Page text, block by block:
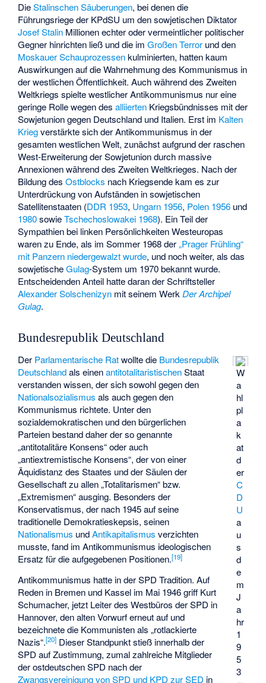
DieStalinschen Säuberungen, bei denen die
Führungsriege der KPdSU um den sowjetischen Diktator
Josef Stalin Millionen echter oder vermeintlicher politischer
Gegner hinrichten ließ und die imGroßen Terror und den
Moskauer Schauprozessenkulminierten, hatten kaum
Auswirkungen auf die Wahrnehmung des Kommunismus in
der westlichen Öffentlichkeit. Auch während des Zweiten
Weltkriegs spielte westlicher Antikommunismus nur eine
geringe Rolle wegen desalliierten Kriegsbündnisses mit der
Sowjetunion gegen Deutschland und Italien. Erst im Kalten
Kriegverstärkte sich der Antikommunismus in der
gesamten westlichen Welt, zunächst aufgrund der raschen
West-Erweiterung der Sowjetunion durch massive
Annexionen während des Zweiten Weltkrieges. Nach der
Bildung desOstblocks nach Kriegsende kam es zur
Unterdrückung von Aufständen in sowjetischen
Satellitenstaaten (DDR 1953, Ungarn 1956, Polen 1956 und
1980sowieTschechoslowakei 1968). Ein Teil der
Sympathien bei linken Persönlichkeiten Westeuropas
waren zu Ende, als im Sommer 1968 der„Prager Frühling“
mit Panzern niedergewalzt wurde, und noch weiter, als das
sowjetischeGulag-System um 1970 bekannt wurde.
Entscheidenden Anteil hatte daran der Schriftsteller
Alexander Solschenizyn mit seinem WerkDer Archipel
Gulag.
Bundesrepublik Deutschland
W
a
hl
pl
a
k
at
d
er
C
D
U
a
u
s
d
e
m
J
a
hr
1
9
5
3
Der Parlamentarische Ratwollte die Bundesrepublik
Deutschlandals einenantitotalitaristischenStaat
verstanden wissen, der sich sowohl gegen den
Nationalsozialismus als auch gegen den
Kommunismus richtete. Unter den
sozialdemokratischen und den bürgerlichen
Parteien bestand daher der so genannte
„antitotalitäre Konsens“ oder auch
„antiextremistische Konsens“, der von einer
Äquidistanz des Staates und der Säulen der
Gesellschaft zu allen „Totalitarismen“ bzw.
„Extremismen“ ausging. Besonders der
Konservatismus, der nach 1945 auf seine
traditionelle Demokratieskepsis, seinen
Nationalismus undAntikapitalismus verzichten
musste, fand im Antikommunismus ideologischen
Ersatz für die aufgegebenen Positionen.[19]
Antikommunismus hatte in der SPD Tradition. Auf
Reden in Bremen und Kassel im Mai 1946 griff Kurt
Schumacher, jetzt Leiter des Westbüros der SPD in
Hannover, den alten Vorwurf erneut auf und
bezeichnete die Kommunisten als „rotlackierte
Nazis“.[20] Dieser Standpunkt stieß innerhalb der
SPD auf Zustimmung, zumal zahlreiche Mitglieder
der ostdeutschen SPD nach der
Zwangsvereinigung von SPD und KPD zur SED in